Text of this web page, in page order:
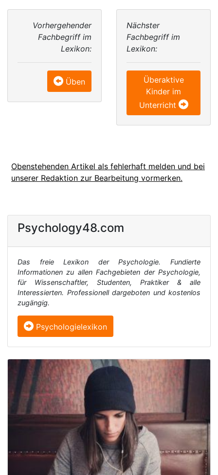
Vorhergehender
Fachbegriff im
Lexikon:
Üben
Nächster
Fachbegriff im
Lexikon:
Überaktive
Kinder im
Unterricht
Obenstehenden Artikel als fehlerhaft melden und bei
unserer Redaktion zur Bearbeitung vormerken.
Psychology48.com
Das freie Lexikon der Psychologie. Fundierte
Informationen zu allen Fachgebieten der Psychologie,
für Wissenschaftler, Studenten, Praktiker & alle
Interessierten. Professionell dargeboten und kostenlos
zugängig.
Psychologielexikon